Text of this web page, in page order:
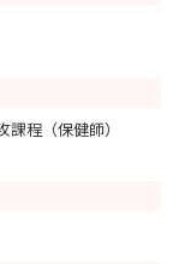
程（保健師）